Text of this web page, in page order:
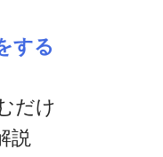
する
だけ
説